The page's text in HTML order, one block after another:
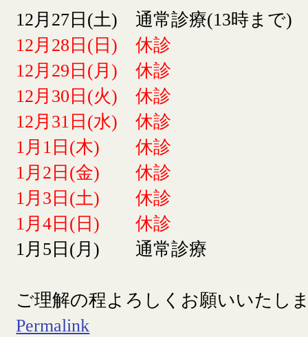
12月27日(土) 通常診療(13時まで)
12月28日(日) 休診
12月29日(月) 休診
12月30日(火) 休診
12月31日(水) 休診
1月1日(木) 休診
1月2日(金) 休診
1月3日(土) 休診
1月4日(日) 休診
1月5日(月) 通常診療
ご理解の程よろしくお願いいたし
Permalink